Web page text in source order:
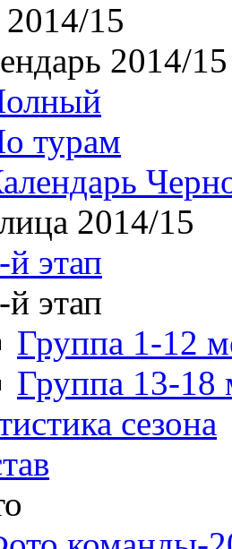
15
2014/15
турам
2014/15
й этап
й этап
Группа 1-12
Группа 13-18
сезона